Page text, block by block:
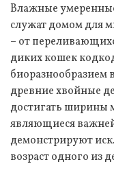
Влажные
служат домом для
– от
диких кошек
биоразнообразием
древние хвойные
достигать ширины
являющиеся
демонстрируют
возраст одного из